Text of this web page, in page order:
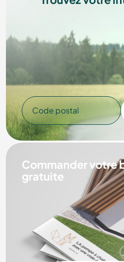
Code postal
Commander votre
gratuite